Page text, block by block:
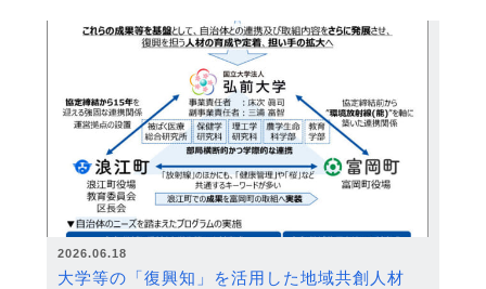
2026.06.18
大学等の「復興知」を活用した地域共創人材